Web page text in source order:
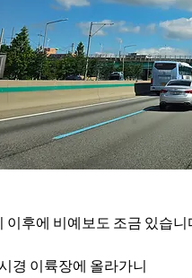
이후에 비예보도 조금 있습니
경 이륙장에 올라가니